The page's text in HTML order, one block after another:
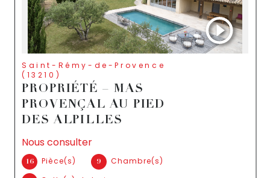
Saint-Rémy-de-Provence
(13210)
PROPRIÉTÉ – MAS
PROVENÇAL AU PIED
DES ALPILLES
Nous consulter
16 Pièce(s) 9 Chambre(s)